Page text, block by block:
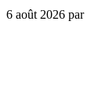
6 août 2026 par